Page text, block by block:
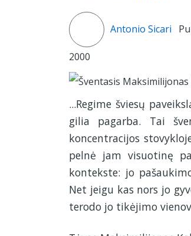
Antonio Sicari
2000
...Regime šviesų
gilia pagarba. Tai
koncentracijos
pelnė jam visuotinę
kontekste: jo
Net jeigu kas nors jo
terodo jo tikėjimo